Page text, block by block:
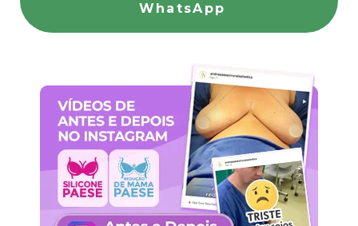
WhatsApp